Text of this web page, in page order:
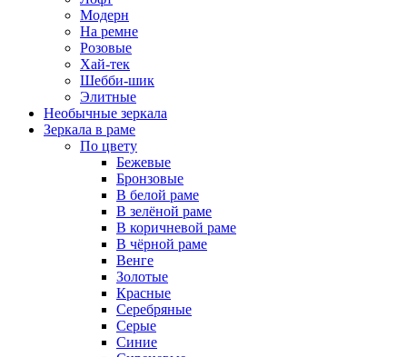
Модерн
На ремне
Розовые
Хай-тек
Шебби-шик
Элитные
Необычные зеркала
Зеркала в раме
По цвету
Бежевые
Бронзовые
В белой раме
В зелёной раме
В коричневой раме
В чёрной раме
Венге
Золотые
Красные
Серебряные
Серые
Синие